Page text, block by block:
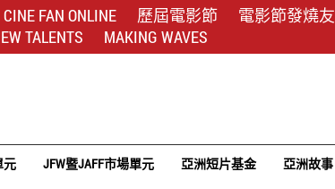
CINE FAN ONLINE 歷屆電影節
電影節發燒友
TALENTS MAKING WAVES
元 JFW暨JAFF市場單元 亞洲短片基金 亞洲故